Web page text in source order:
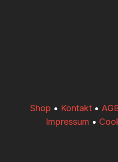
​​Shop • Kontakt •
Impressum •